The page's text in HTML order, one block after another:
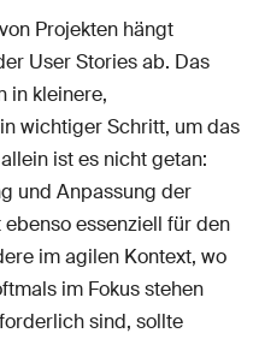
Projekten hängt
User Stories ab. Das
in kleinere,
wichtiger Schritt, um das
ist es nicht getan:
und Anpassung der
essenziell für den
im agilen Kontext, wo
im Fokus stehen
sind, sollte